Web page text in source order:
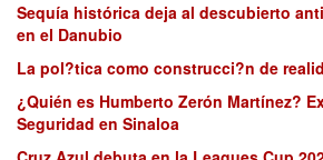
Sequía histórica deja al descubierto
en el Danubio
La pol?tica como construcci?n de
¿Quién es Humberto Zerón Martínez?
Seguridad en Sinaloa